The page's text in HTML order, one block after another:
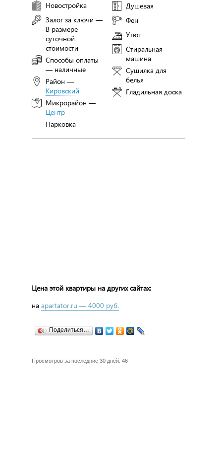
Новостройка
Залог за ключи —
В размере
суточной
стоимости
Способы оплаты
— наличные
Район —
Кировский
Микрорайон —
Центр
Парковка
Душевая
Фен
Утюг
Стиральная
машина
Сушилка для
белья
Гладильная доска
Цена этой квартиры на других сайтах:
на apartator.ru — 4000 руб.
Поделиться…
Просмотров за последние 30 дней: 46